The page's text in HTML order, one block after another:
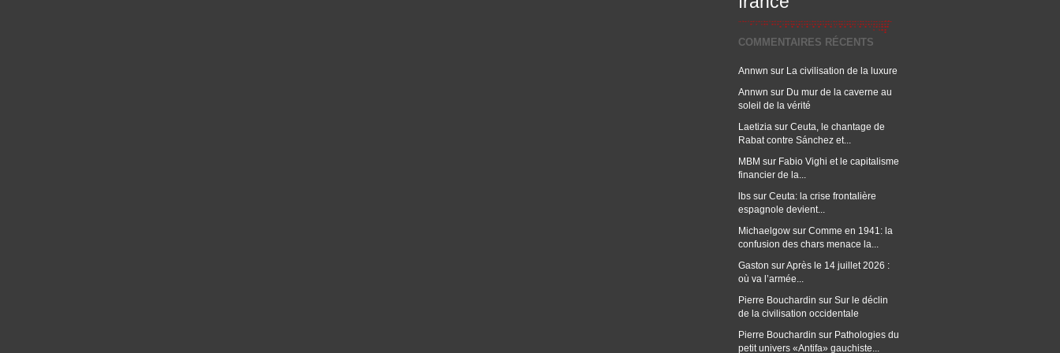
COMMENTAIRES RÉCENTS
Annwn sur La civilisation de la luxure
Annwn sur Du mur de la caverne au
soleil de la vérité
Laetizia sur Ceuta, le chantage de
Rabat contre Sánchez et...
MBM sur Fabio Vighi et le capitalisme
financier de la...
lbs sur Ceuta: la crise frontalière
espagnole devient...
Michaelgow sur Comme en 1941: la
confusion des chars menace la...
Gaston surAprès le 14 juillet 2026 :
où va l’armée...
Pierre Bouchardin sur Sur le déclin
de la civilisation occidentale
Pierre Bouchardin sur Pathologies du
petit univers «Antifa» gauchiste...